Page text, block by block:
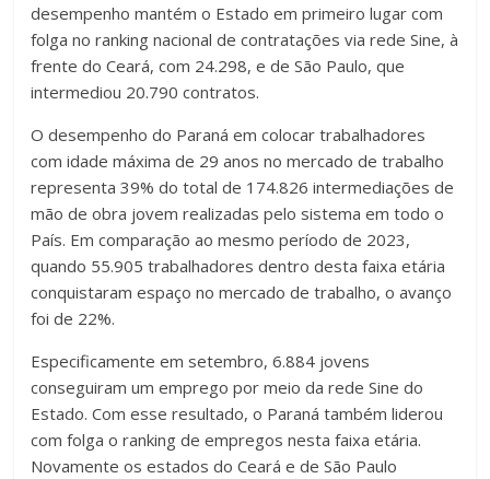
desempenho mantém o Estado em primeiro lugar com
folga no ranking nacional de contratações via rede Sine, à
frente do Ceará, com 24.298, e de São Paulo, que
intermediou 20.790 contratos.
O desempenho do Paraná em colocar trabalhadores
com idade máxima de 29 anos no mercado de trabalho
representa 39% do total de 174.826 intermediações de
mão de obra jovem realizadas pelo sistema em todo o
País. Em comparação ao mesmo período de 2023,
quando 55.905 trabalhadores dentro desta faixa etária
conquistaram espaço no mercado de trabalho, o avanço
foi de 22%.
Especificamente em setembro, 6.884 jovens
conseguiram um emprego por meio da rede Sine do
Estado. Com esse resultado, o Paraná também liderou
com folga o ranking de empregos nesta faixa etária.
Novamente os estados do Ceará e de São Paulo